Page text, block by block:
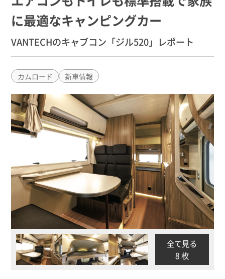
に最適なキャンピングカー
VANTECHのキャブコン「ジル520」レポート
カムロード 新車情報
全て見る
8 枚